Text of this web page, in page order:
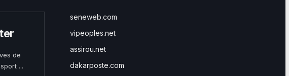
de
...
seneweb.com
vipeoples.net
assirou.net
dakarposte.com